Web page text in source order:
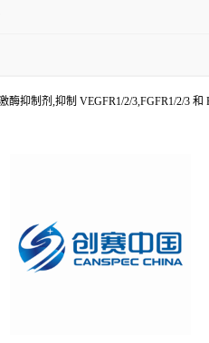
抑制剂,抑制 VEGFR1/2/3,FGFR1/2/3